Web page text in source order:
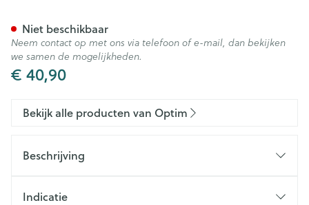
€ 40,90
Niet beschikbaar
Neem contact op met ons via telefoon of e-mail, dan bekijken
we samen de mogelijkheden.
Bekijk alle producten van Optim
Beschrijving
Indicatie